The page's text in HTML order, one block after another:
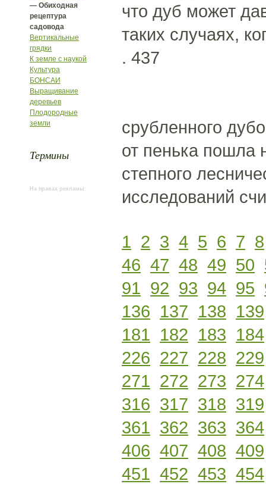
— Обиходная
рецептура
садовода
Вертикальные
грядки
К земле с наукой
Культура
БОНСАИ
Выращивание
деревьев
Плодородные
земли
Термины
На правах рекламы:
что дуб может
таких случаях,
. 437
срубленного
от пенька пошла
степного
исследований
1 2 3 4 5 6 7 8
46 47 48 49 50
91 92 93 94 95
136 137 138 139
181 182 183 184
226 227 228 229
271 272 273 274
316 317 318 319
361 362 363 364
406 407 408 409
451 452 453 454